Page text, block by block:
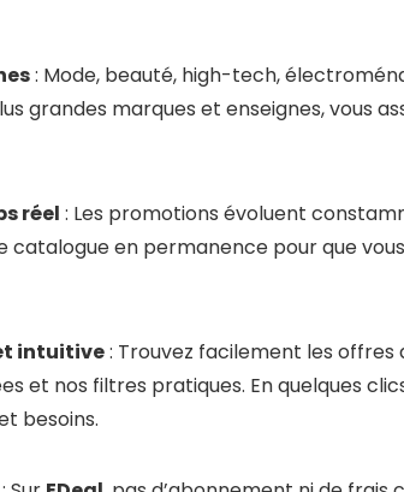
: Mode, beauté, high-tech,
grandes marques et enseignes, vous
réel : Les promotions évoluent
en permanence pour que
intuitive: Trouvez facilement les
et nos filtres pratiques. En quelques
besoins.